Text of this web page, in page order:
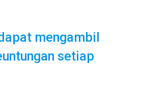
mengambil
setiap